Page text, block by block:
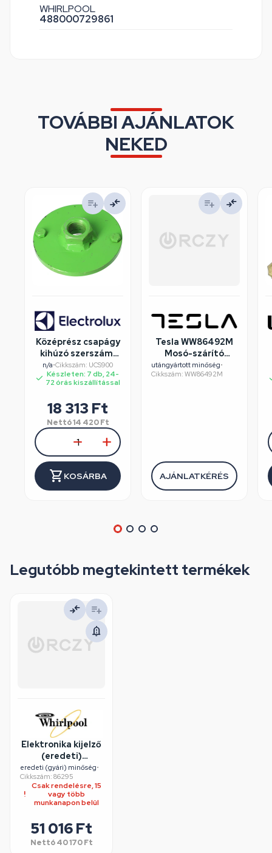
WHIRLPOOL
488000729861
TOVÁBBI AJÁNLATOK
NEKED
Középrész csapágy
kihúzó szerszám,
ELECTROLUX
mosógép
n/a•Cikkszám: UCS900
Készleten: 7 db, 24-
72 órás kiszállítással
18 313 Ft
Nettó14 420 Ft
KOSÁRBA
Tesla WW86492M
Mosó-szárító
felújított/szépséghibás
utángyártott minőség•
Cikkszám: WW86492M
AJÁNLATKÉRÉS
Legutóbb megtekintett termékek
Elektronika kijelző
(eredeti)
WHIRLPOOL
szárítógép
eredeti (gyári) minőség•
Cikkszám: 86295
Csak rendelésre, 15
vagy több
munkanapon belül
51 016 Ft
Nettó 40 170 Ft